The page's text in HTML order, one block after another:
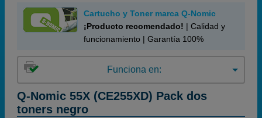
Cartucho y Toner marca Q-Nomic
¡Producto recomendado! | Calidad y
funcionamiento | Garantía 100%
Funciona en:
Q-Nomic 55X (CE255XD) Pack dos
toners negro